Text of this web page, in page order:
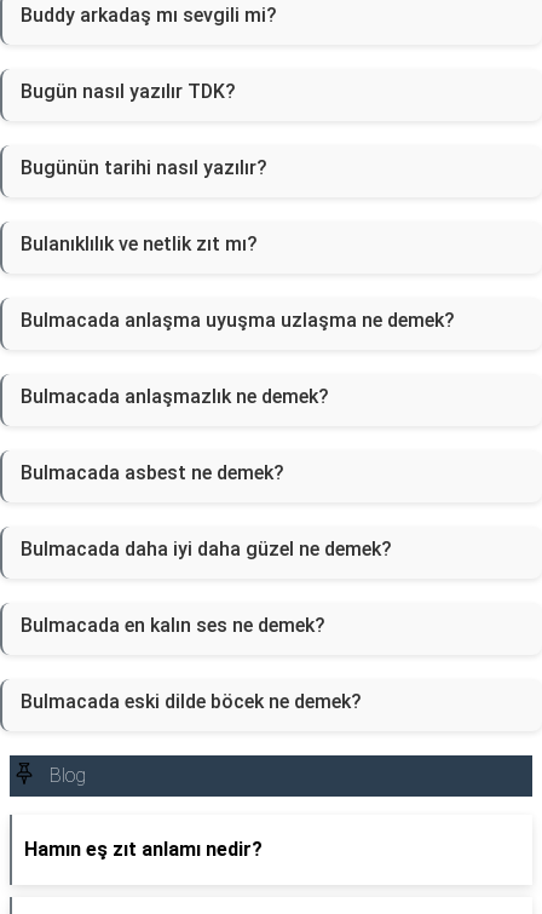
Buddy arkadaş mı sevgili mi?
Bugün nasıl yazılır TDK?
Bugünün tarihi nasıl yazılır?
Bulanıklılık ve netlik zıt mı?
Bulmacada anlaşma uyuşma uzlaşma ne demek?
Bulmacada anlaşmazlık ne demek?
Bulmacada asbest ne demek?
Bulmacada daha iyi daha güzel ne demek?
Bulmacada en kalın ses ne demek?
Bulmacada eski dilde böcek ne demek?
Blog
Hamın eş zıt anlamı nedir?